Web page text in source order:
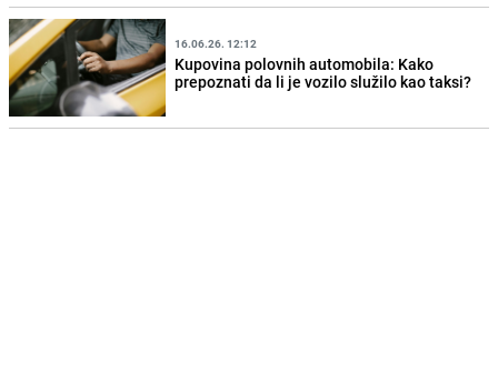
16.06.26. 12:12
Kupovina polovnih automobila: Kako
prepoznati da li je vozilo služilo kao taksi?